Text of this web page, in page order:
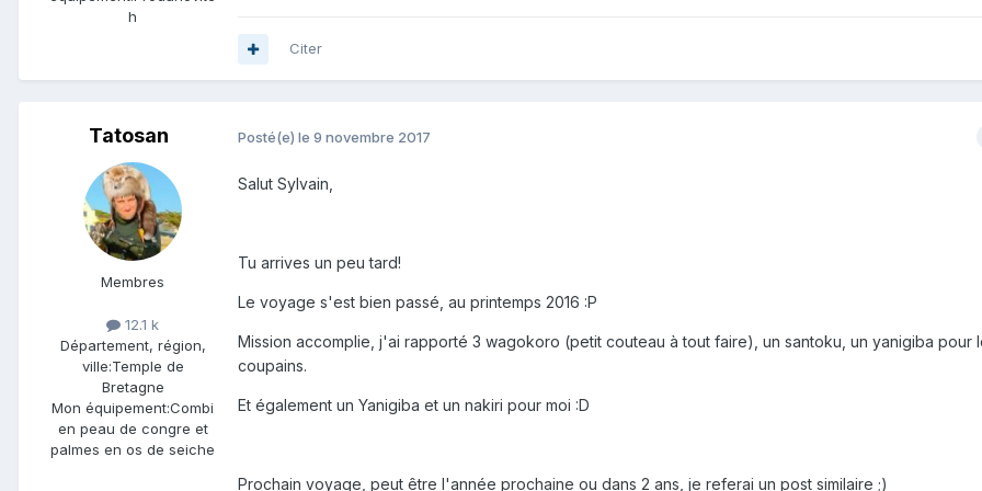
h
Citer
Tatosan
Membres
12.1 k
Département, région,
ville:Temple de
Bretagne
Mon équipement:Combi
en peau de congre et
palmes en os de seiche
Posté(e) le 9 novembre 2017
Salut Sylvain,
Tu arrives un peu tard!
Le voyage s'est bien passé, au printemps 2016 :P
Mission accomplie, j'ai rapporté 3 wagokoro (petit couteau à tout faire), un santoku, un yanigiba pour
coupains.
Et également un Yanigiba et un nakiri pour moi :D
Prochain voyage, peut être l'année prochaine ou dans 2 ans, je referai un post similaire ;)